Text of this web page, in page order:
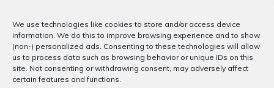
We use technologies like cookies to store and/or access device
information. We do this to improve browsing experience and to show
(non-) personalized ads. Consenting to these technologies will allow
us to process data such as browsing behavior or unique IDs on this
site. Not consenting or withdrawing consent, may adversely affect
certain features and functions.
Partnerünk